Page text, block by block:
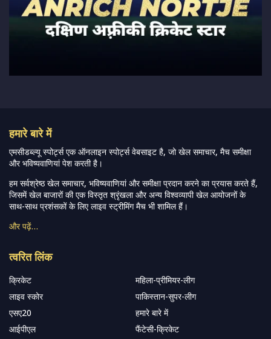
हमारे बारे में
एमसीडब्ल्यू स्पोर्ट्स एक ऑनलाइन स्पोर्ट्स वेबसाइट है, जो खेल समाचार, मैच समीक्षा
और भविष्यवाणियां पेश करती है।
हम सर्वश्रेष्ठ खेल समाचार, भविष्यवाणियां और समीक्षा प्रदान करने का प्रयास करते हैं,
जिसमें खेल बाजारों की एक विस्तृत श्रृंखला और अन्य विश्वव्यापी खेल आयोजनों के
साथ-साथ प्रशंसकों के लिए लाइव स्ट्रीमिंग मैच भी शामिल हैं।
और पढ़ें…
त्वरित लिंक
क्रिकेट
महिला-प्रीमियर-लीग
लाइव स्कोर
पाकिस्तान-सुपर-लीग
एसए20
हमारे बारे में
आईपीएल
फैंटेसी-क्रिकेट